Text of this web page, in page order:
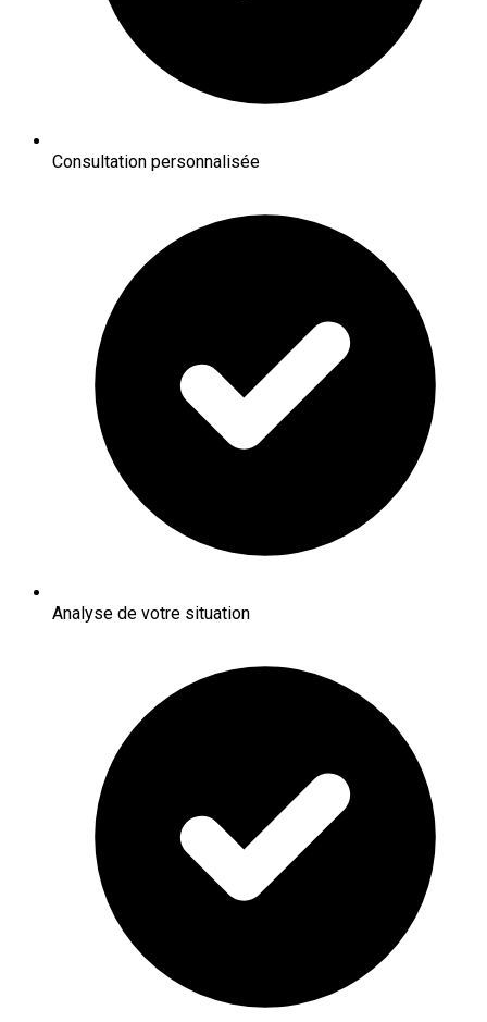
Consultation personnalisée
Analyse de votre situation